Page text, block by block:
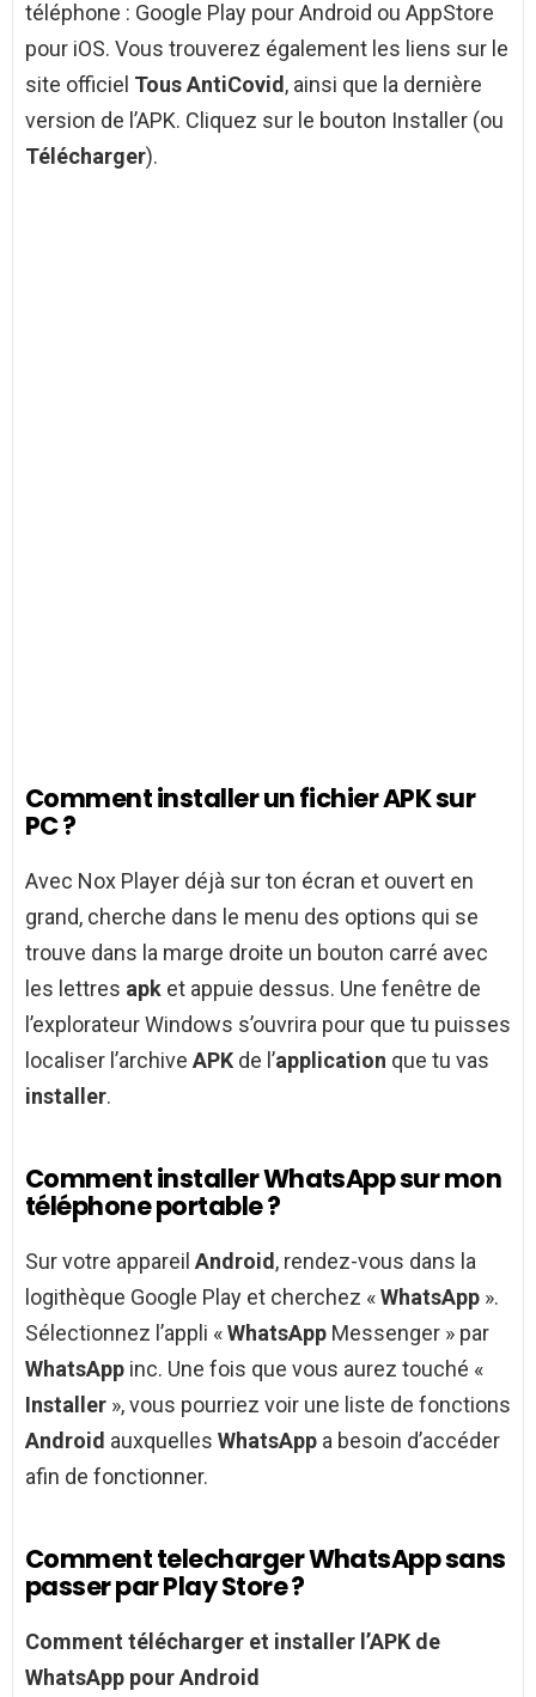
téléphone : Google Play pour Android ou AppStore
pour iOS. Vous trouverez également les liens sur le
site officiel Tous AntiCovid , ainsi que la dernière
version de l’APK. Cliquez sur le bouton Installer (ou
Télécharger).
Comment installer un fichier APK sur
PC ?
Avec Nox Player déjà sur ton écran et ouvert en
grand, cherche dans le menu des options qui se
trouve dans la marge droite un bouton carré avec
les lettres apk et appuie dessus. Une fenêtre de
l’explorateur Windows s’ouvrira pour que tu puisses
localiser l’archive APK de l’application que tu vas
installer.
Comment installer WhatsApp sur mon
téléphone portable ?
Sur votre appareil Android , rendez-vous dans la
logithèque Google Play et cherchez «WhatsApp ».
Sélectionnez l’appli «WhatsApp Messenger » par
WhatsApp inc. Une fois que vous aurez touché «
Installer », vous pourriez voir une liste de fonctions
Android auxquelles WhatsApp a besoin d’accéder
afin de fonctionner.
Comment telecharger WhatsApp sans
passer par Play Store ?
Comment télécharger et installer l’APK de
WhatsApp pourAndroid